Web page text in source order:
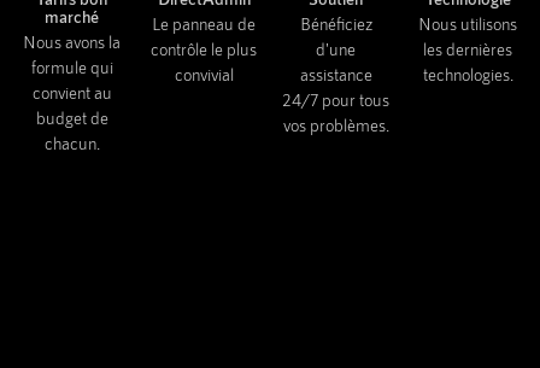
marché
Nous avons la
formule qui
convient au
budget de
chacun.
Le panneau de
contrôle le plus
convivial
Bénéficiez
d'une
assistance
24/7 pour tous
vos problèmes.
Nous utilisons
les dernières
technologies.